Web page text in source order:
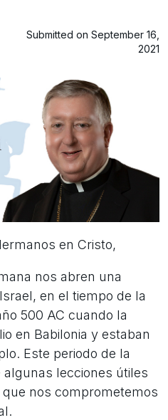
Submitted on September 16,
2021
en Cristo,
nos abren una
en el tiempo de la
500 AC cuando la
en Babilonia y estaban
Este periodo de la
lecciones útiles
nos comprometemos